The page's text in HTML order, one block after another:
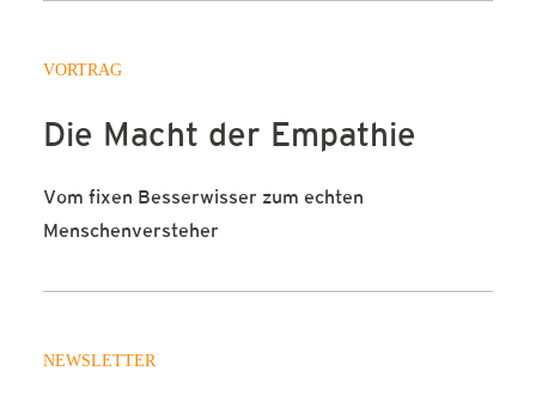
VORTRAG
Die Macht der Empathie
Vom fixen Besserwisser zum echten
Menschenversteher
NEWSLETTER